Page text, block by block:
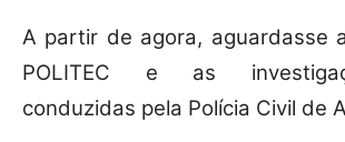
A partir de agora, aguardasse
POLITEC e as
conduzidas pela Polícia Civil de